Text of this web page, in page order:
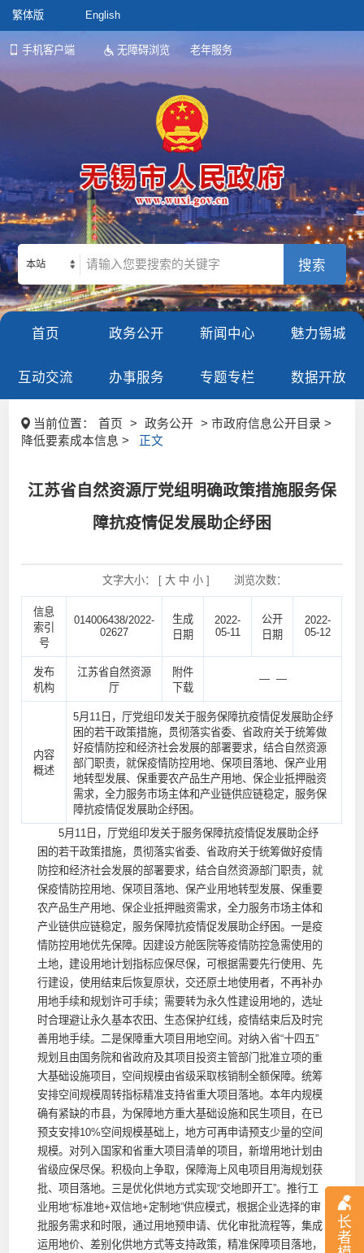
繁体版 English
手机客户端 无障碍浏览 老年服务
长
者
本站
首页 政务公开 新闻中心 魅力锡城
互动交流 办事服务 专题专栏 数据开放
当前位置： 首页 > 政务公开
> 市政府信息公开目录 >
降低要素成本信息 >
正文
江苏省自然资源厅党组明确政策措施服务保
障抗疫情促发展助企纾困
文字大小： [ 大 中 小] 浏览次数：
信息
索引
号
014006438/2022-
02627
生成
日期
2022-
05-11
公开
日期
2022-
05-12
发布
机构
江苏省自然资源
厅
附件
下载
— —
内容
概述
5月11日，厅党组印发关于服务保障抗疫情促发展助企纾
困的若干政策措施，贯彻落实省委、省政府关于统筹做
好疫情防控和经济社会发展的部署要求，结合自然资源
部门职责，就保疫情防控用地、保项目落地、保产业用
地转型发展、保重要农产品生产用地、保企业抵押融资
需求，全力服务市场主体和产业链供应链稳定，服务保
障抗疫情促发展助企纾困。
5月11日，厅党组印发关于服务保障抗疫情促发展助企纾
困的若干政策措施，贯彻落实省委、省政府关于统筹做好疫情
防控和经济社会发展的部署要求，结合自然资源部门职责，就
保疫情防控用地、保项目落地、保产业用地转型发展、保重要
农产品生产用地、保企业抵押融资需求，全力服务市场主体和
产业链供应链稳定，服务保障抗疫情促发展助企纾困。一是疫
情防控用地优先保障。因建设方舱医院等疫情防控急需使用的
土地，建设用地计划指标应保尽保，可根据需要先行使用、先
行建设，使用结束后恢复原状，交还原土地使用者，不再补办
用地手续和规划许可手续；需要转为永久性建设用地的，选址
时合理避让永久基本农田、生态保护红线，疫情结束后及时完
善用地手续。二是保障重大项目用地空间。对纳入省“十四五”
规划且由国务院和省政府及其项目投资主管部门批准立项的重
大基础设施项目，空间规模由省级采取核销制全额保障。统筹
安排空间规模周转指标精准支持省重大项目落地。本年内规模
确有紧缺的市县，为保障地方重大基础设施和民生项目，在已
预支安排10%空间规模基础上，地方可再申请预支少量的空间
规模。对列入国家和省重大项目清单的项目，新增用地计划由
省级应保尽保。积极向上争取，保障海上风电项目用海规划获
批、项目落地。三是优化供地方式实现“交地即开工”。推行工
业用地“标准地+双信地+定制地”供应模式，根据企业选择的审
批服务需求和时限，通过用地预申请、优化审批流程等，集成
运用地价、差别化供地方式等支持政策，精准保障项目落地，